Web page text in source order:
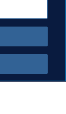
Belgium